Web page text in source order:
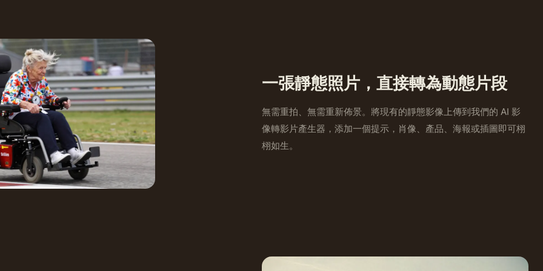
一張靜態照片，直接轉為動態片段
無需重拍、無需重新佈景。將現有的靜態影像上傳到我們的 AI 影
像轉影片產生器，添加一個提示，肖像、產品、海報或插圖即可栩
栩如生。